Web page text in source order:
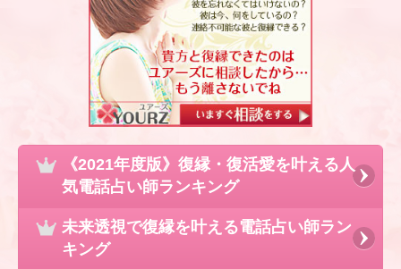
《2021年度版》復縁・復活愛を叶える人
気電話占い師ランキング
未来透視で復縁を叶える電話占い師ラン
キング